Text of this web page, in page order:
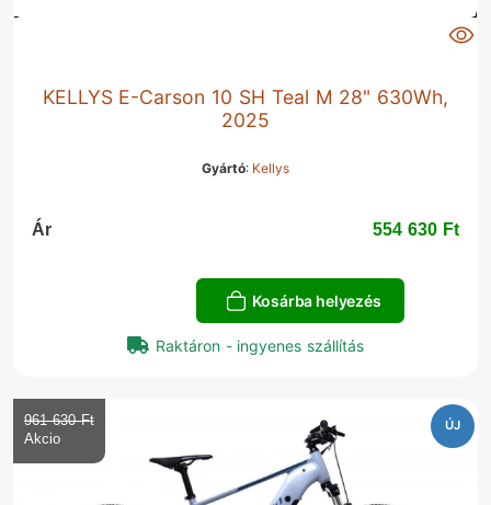
KELLYS E-Carson 10 SH Teal M 28" 630Wh,
2025
Gyártó: Kellys
Ár 554 630 Ft‎
Kosárba helyezés
Raktáron - ingyenes szállítás
ÚJ
961 630 Ft‎